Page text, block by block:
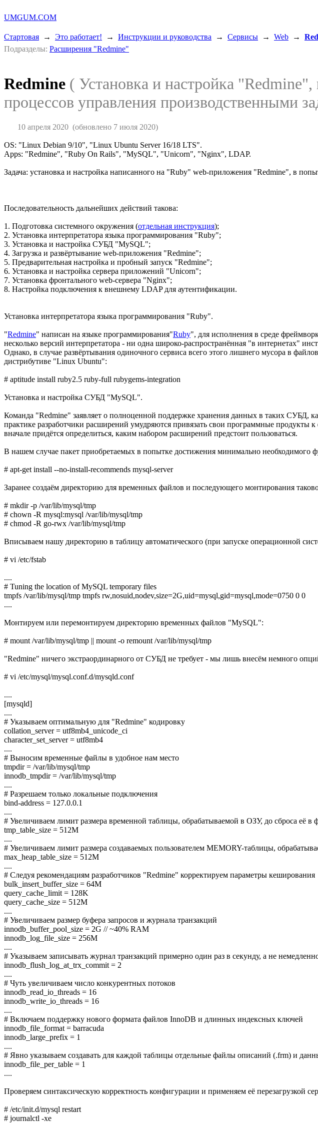
UMGUM.COM
Стартовая → Это работает! → Инструкции и руководства → Сервисы → Web →
Подразделы: Расширения "Redmine"
Redmine ( Установка и настройка
процессов управления производственными
10 апреля 2020(обновлено 7 июля 2020)
OS: "Linux Debian 9/10", "Linux Ubuntu Server 16/18 LTS".
Apps: "Redmine", "Ruby On Rails", "MySQL", "Unicorn", "Nginx", LDAP.
Задача: установка и настройка написанного на "Ruby" web-приложения "Redmine", в
Последовательность дальнейших действий такова:
1. Подготовка системного окружения (отдельная инструкция);
2. Установка интерпретатора языка программирования "Ruby";
3. Установка и настройка СУБД "MySQL";
4. Загрузка и развёртывание web-приложения "Redmine";
5. Предварительная настройка и пробный запуск "Redmine";
6. Установка и настройка сервера приложений "Unicorn";
7. Установка фронтального web-сервера "Nginx";
8. Настройка подключения к внешнему LDAP для аутентификации.
Установка интерпретатора языка программирования "Ruby".
"Redmine" написан на языке программирования"Ruby", для исполнения в среде
несколько версий интерпретатора - ни одна широко-распространённая "в интернетах"
Однако, в случае развёртывания одиночного сервиса всего этого лишнего мусора в
дистрибутиве "Linux Ubuntu":
# aptitude install ruby2.5 ruby-full rubygems-integration
Установка и настройка СУБД "MySQL".
Команда "Redmine" заявляет о полноценной поддержке хранения данных в таких
практике разработчики расширений умудряются привязать свои программные
вначале придётся определиться, каким набором расширений предстоит пользоваться.
В нашем случае пакет приобретаемых в попытке достижения минимально необходимого
# apt-get install --no-install-recommends mysql-server
Заранее создаём директорию для временных файлов и последующего монтирования
# mkdir -p /var/lib/mysql/tmp
# chown -R mysql:mysql /var/lib/mysql/tmp
# chmod -R go-rwx /var/lib/mysql/tmp
Вписываем нашу директорию в таблицу автоматического (при запуске операционной
# vi /etc/fstab
....
# Tuning the location of MySQL temporary files
tmpfs /var/lib/mysql/tmp tmpfs rw,nosuid,nodev,size=2G,uid=mysql,gid=mysql,mode=0750 0 0
....
Монтируем или перемонтируем директорию временных файлов "MySQL":
# mount /var/lib/mysql/tmp || mount -o remount /var/lib/mysql/tmp
"Redmine" ничего экстраординарного от СУБД не требует - мы лишь внесём немного
# vi /etc/mysql/mysql.conf.d/mysqld.conf
....
[mysqld]
....
# Указываем оптимальную для "Redmine" кодировку
collation_server = utf8mb4_unicode_ci
character_set_server = utf8mb4
....
# Выносим временные файлы в удобное нам место
tmpdir = /var/lib/mysql/tmp
innodb_tmpdir = /var/lib/mysql/tmp
....
# Разрешаем только локальные подключения
bind-address = 127.0.0.1
....
# Увеличиваем лимит размера временной таблицы, обрабатываемой в ОЗУ, до сброса её в
tmp_table_size = 512M
....
# Увеличиваем лимит размера создаваемых пользователем MEMORY-таблицы,
max_heap_table_size = 512M
....
# Следуя рекомендациям разработчиков "Redmine" корректируем параметры кеширования
bulk_insert_buffer_size = 64M
query_cache_limit = 128K
query_cache_size = 512M
....
# Увеличиваем размер буфера запросов и журнала транзакций
innodb_buffer_pool_size = 2G // ~40% RAM
innodb_log_file_size = 256M
....
# Указываем записывать журнал транзакций примерно один раз в секунду, а не
innodb_flush_log_at_trx_commit = 2
....
# Чуть увеличиваем число конкурентных потоков
innodb_read_io_threads = 16
innodb_write_io_threads = 16
....
# Включаем поддержку нового формата файлов InnoDB и длинных индексных ключей
innodb_file_format = barracuda
innodb_large_prefix = 1
....
# Явно указываем создавать для каждой таблицы отдельные файлы описаний (.frm) и
innodb_file_per_table = 1
....
Проверяем синтаксическую корректность конфигурации и применяем её перезагрузкой
# /etc/init.d/mysql restart
# journalctl -xe